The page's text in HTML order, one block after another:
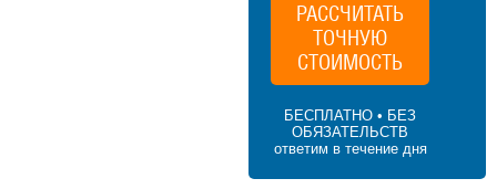
РАССЧИТАТЬ
ТОЧНУЮ
СТОИМОСТЬ
БЕСПЛАТНО • БЕЗ
ОБЯЗАТЕЛЬСТВ
ответим в течение дня